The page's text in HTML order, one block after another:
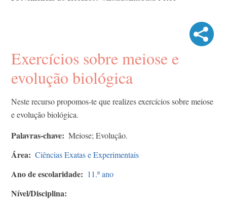
Exercícios sobre meiose e
evolução biológica
Neste recurso propomos-te que realizes exercícios sobre meiose
e evolução biológica.
Palavras-chave Meiose; Evolução.
Área Ciências Exatas e Experimentais
Ano de escolaridade 11.º ano
Nível/Disciplina